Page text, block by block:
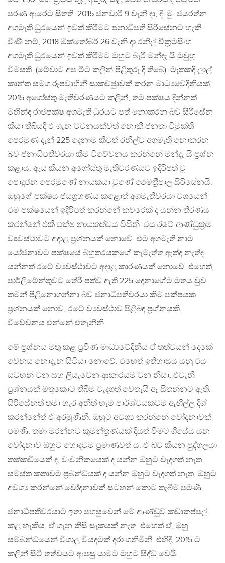
පරණ ආරෙට සිතති. 2015 ජනවාරි 9 වැනි දා, දි. මු. ජයරත්න
අගමැති ධුරයෙන් ඉවත් කිරීමට ජනාධිපති සිරිසේනට හැකි
විණි නම්, 2018 ඔක්තෝබර් 26 වැනි දා රනිල් වික‍්‍රමසිංහ
අගමැති ධුරයෙන් ඉවත් කිරීමට ඔහුට බැරි මන්දැ යි ඔවුහූ
විමසති. (මේවාට අප මීට කලින් පිළිතුරු දී තිබේ). මෑතකදී ලාල්
කාන්ත සමග රූපවාහිනී සාකච්ඡුාවක් කරන මාධ්‍යවේදිනියක්,
2015 අගෝස්තු මැතිවරණයට කලින්, තම පක්ෂය දින්නත්
මහින්ද රාජපක්ෂ අගමැති ධුරයට පත් නොකරන බව සිරිසේන
කියා තිබියදී ඒ ගැන වචනයක්වත් නොකී ජනතා විමුක්ති
පෙරමුණ දැන් 225 දෙනාම කීවත් රනිල්ව අගමැති නොකරන
බව ජනාධිපතිවරයා කීම විවේචනය කරන්නේ මන්දැ යි ප‍්‍රශ්න
කළාය. ඇය කියන අගෝස්තු මැතිවරණයට ඉදිරිපත් වූ
පොදුජන පෙරමුණේ නායකයා වුණේ මෛත‍්‍රීපාල සිරිසේනයි.
ඔහුගේ පක්ෂය ජයග‍්‍රහණය කළොත් අගමැතිවරයා වශයෙන්
එම පක්ෂයෙන් ඉදිරිපත් කරන්නේ කවරෙක් ද යන්න තීරණය
කරන්නේ එකී පක්ෂ නායකත්වය විසිනි. එය රටේ ආණ්ඩුක‍්‍රම
ව්‍යවස්ථාවට අදාළ ප‍්‍රශ්නයක් නොවේ. එම අගමැති නාම
යෝජනාවට පක්ෂයේ බහුතරයකගේ කැමැත්ත ඇත්ද නැත්ද
යන්නත් රටේ ව්‍යවස්ථාවට අදාළ කාරණයක් නොවේ. එහෙත්,
පාර්ලිමේන්තුවට තේරී පත්ව ඇති 225 දෙනාගේම මතය වුව
තමන් පිළිනොගන්නා බව ජනාධිපතිවරයා කීම පක්ෂයක
ප‍්‍රශ්නයක් නොව, රටේ ව්‍යවස්ථාව පිළිබඳ ප‍්‍රශ්නයකි.
විවේචනය එන්නේ එතැනිනි.
මේ ප‍්‍රශ්නය මතු කළ ප‍්‍රවීණ මාධ්‍යවේදිනිය ඒ තත්වයන් දෙකේ
වෙනස නොදැන සිටියා නොවේ. එහෙත් ඉතිහාසය යනු එය
සටහන් වන සහ ලියැවෙන ආකාරයම වන නිසා, එවැනි
ප‍්‍රශ්නයක් මතුකොට තිබීම වැදගත් වෙතැයි ඈ සිතන්නට ඇති.
සිරිසේනත් තමා හැර අනිත් හැම පාර්ශ්වයකටම ඇඟිල්ල දිග්
කරන්නේත් ඒ අරමුණිනි. ඔහුට අවශ්‍ය කරන්නේ චෝදනාවක්
පමණි. තමා මරන්නට කුමන්ත‍්‍රණයක් දියත් වීමට ගියේය යන
චෝදනාව ඔහුට හොඳටම ප‍්‍රමාණවත් ය. ඒ බව කියන පුද්ගලයා
තක්කඩියෙක් ද, වංචනිකයෙක් ද යන්න ඔහුට වැදගත් නැත.
සමස්ත කතාවම ප‍්‍රබන්ධයක් ද යන්න ඔහුට වැදගත් නැත. ඔහුට
අවශ්‍ය කරන්නේ චෝදනාවක් සටහන් කොට තැබීම පමණි.
ජනාධිපතිවරයාට ඉතා පහසුවෙන් මේ ආණ්ඩුව කඩාකප්පල්
කළ හැකිය. ඒ ගැන කිසි සැකයක් නැත. එහෙත් ඒ, ඔහු
සම්බන්ධයෙන් විශාල වියදමක් දරා ගනිමිනි. එහිදී, 2015 ට
කලින් සිටි තත්වයට ආපසු යාමට ඔහුට සිද්ධ වෙයි.